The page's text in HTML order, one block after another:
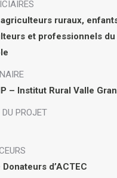
ruraux,
et professionnels
– Institut Rural Valle
DU PROJET
Donateurs d’ACTEC